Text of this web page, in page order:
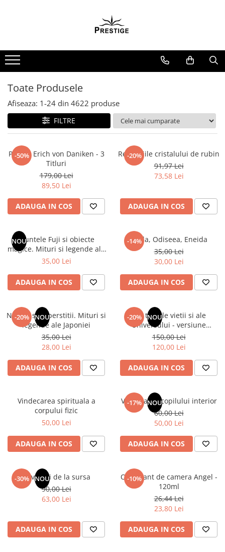
Noutati
Promotii
Spiritualitate - Ezoterism
AngelConnection
Arte Divinatorii
Chiromantie
Dezvoltare Spirituala
KidConnection
Minte Corp
New Illuminati Files
Numerologie
Paranormal
Parapsihologie
Ramtha
Audiobook
ReConnect
Religie
Crestinism
ScienceConnection
SelfConnect
Vindecare Spirituala
Sanatate
Gastronomik
MedConnect
Medicina & Farmacie
Medicina Pentru Toti
SealfHealing
Sport
Toate Produsele
Afiseaza: 1-24 din 4622 produse
FILTRE
-50%
Pachet Erich von Daniken - 3
Titluri
179,00 Lei
89,50 Lei
ADAUGA IN COS
-20%
Revelatiile cristalului de rubin
91,97 Lei
73,58 Lei
ADAUGA IN COS
NOUMuntele Fuji si obiecte
magice. Mituri si legende ale
Japoniei
35,00 Lei
ADAUGA IN COS
-14%
Iliada, Odiseea, Eneida
35,00 Lei
30,00 Lei
ADAUGA IN COS
-20% NOU
Natura si superstitii. Mituri si
legende ale Japoniei
35,00 Lei
28,00 Lei
ADAUGA IN COS
-20% NOU
Din tainele vietii si ale
Universului - versiune
originala din 1939. Volumele I-
III. Cutie de colectie -Scarlat
Demetrescu
150,00 Lei
120,00 Lei
ADAUGA IN COS
Vindecarea spirituala a
corpului fizic
50,00 Lei
ADAUGA IN COS
-17% NOU
Vindecarea copilului interior
60,00 Lei
50,00 Lei
ADAUGA IN COS
-30% NOU
Revelatii de la sursa
90,00 Lei
63,00 Lei
ADAUGA IN COS
-10%
Odorizant de camera Angel -
120ml
26,44 Lei
23,80 Lei
ADAUGA IN COS